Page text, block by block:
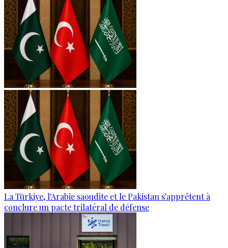
La Türkiye, l'Arabie saoudite et le Pakistan s'apprêtent à
conclure un pacte trilatéral de défense